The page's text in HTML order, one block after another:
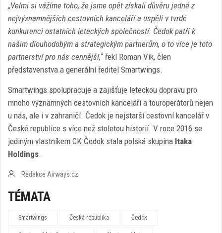
„Velmi si vážíme toho, že jsme opět získali důvěru jedné z
nejvýznamnějších cestovních kanceláří a uspěli v tvrdé
konkurenci ostatních leteckých společností. Čedok patří k
našim dlouhodobým a strategickým partnerům, o to více je toto
partnerství pro nás cennější,“řekl Roman Vik, člen
představenstva a generální ředitel Smartwings.
Smartwings spolupracuje a zajišťuje leteckou dopravu pro
mnoho významných cestovních kanceláří a touroperátorů nejen
u nás, ale i v zahraničí. Čedok je nejstarší cestovní kancelář v
České republice s více než stoletou historií. V roce 2016 se
jediným vlastníkem CK Čedok stala polská skupina Itaka
Holdings.
Redakce Airways.cz
TÉMATA
Smartwings Česká republika Čedok